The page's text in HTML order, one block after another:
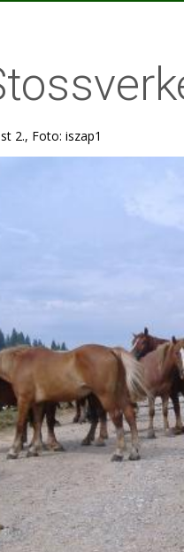
2., Foto: iszap1